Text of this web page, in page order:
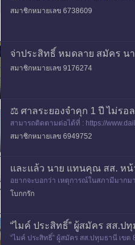
สมาชิกหมายเลข 6738609
จ่าประสิทธิ์ หมดลาย สมัคร น
สมาชิกหมายเลข 9176274
⚖️ ศาลระยองจำคุก 1 ปี ไม่รอ
สามารถติดตามต่อได้ที่ : https://
สมาชิกหมายเลข 6949752
และแล้ว นาย แทนคุณ สส. หน้
อยากจะบอกว่า เหตุการณ์ในสภามีมากม
นรัฐสภา มันเทียบกันได้ไหมกับ จ่า ประสิ
โบกกรัก
“ไมค์ ประสิทธิ์” ผู้สมัคร สส.ป
“ไมค์ ประสิทธิ์” ผู้สมัคร สส.ปทุมธานี เข